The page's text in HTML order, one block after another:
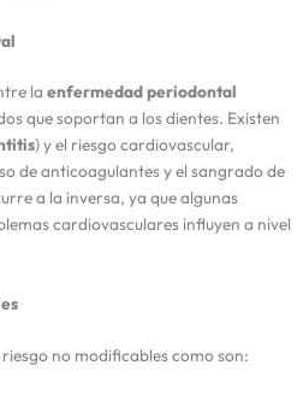
la enfermedad periodontal
que soportan a los dientes. Existen
) y el riesgo cardiovascular,
de anticoagulantes y el sangrado de
a la inversa, ya que algunas
cardiovasculares influyen a nivel
no modificables como son: